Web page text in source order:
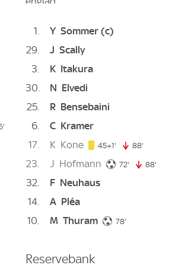
66. minute
1 Y Sommer(c)
29
J Scally
3
K Itakura
30
N Elvedi
25
R Bensebaini
6
C Kramer
17
K Kone 45+1' 46. minute
88'
23 J Hofmann 72' 72. minute
88'
32 F Neuhaus
14
A Pléa
10
M Thuram 78'
Reservebank